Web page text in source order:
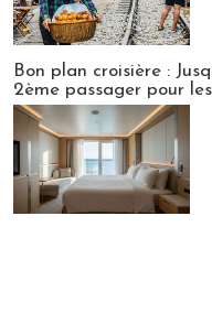
Bon plan croisière :
2ème passager pour